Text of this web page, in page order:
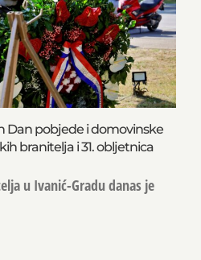
Dan pobjede i domovinske
branitelja i 31. obljetnica
u Ivanić-Gradu danas je